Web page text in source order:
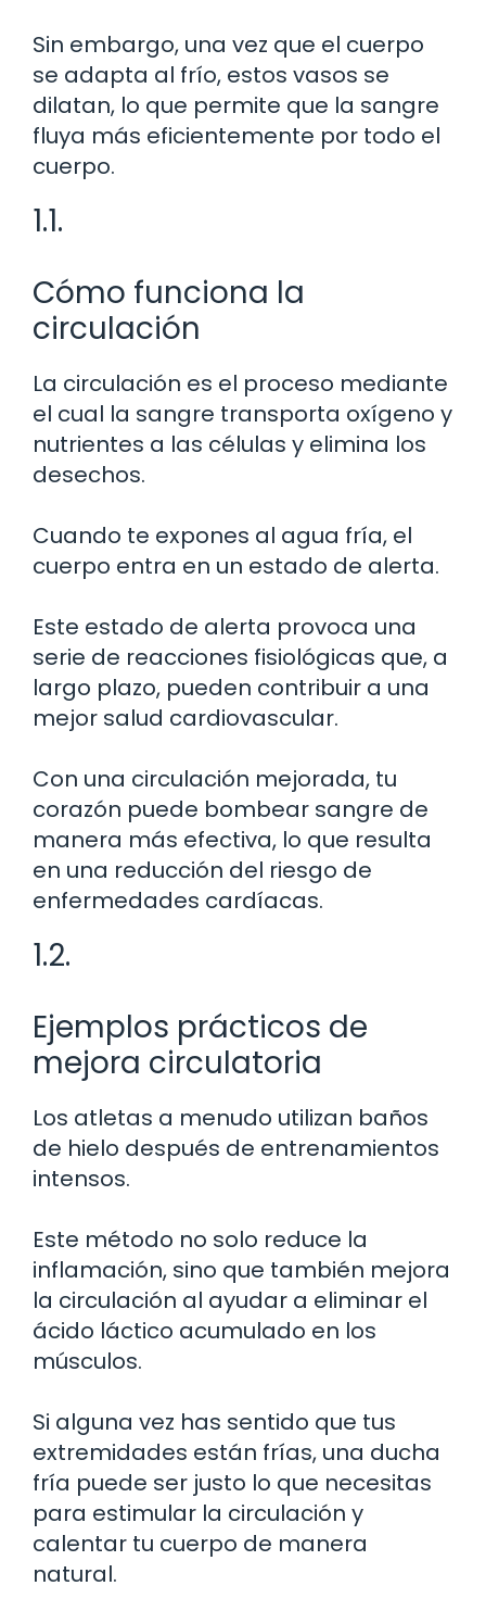
Sin embargo, una vez que el cuerpo
se adapta al frío, estos vasos se
dilatan, lo que permite que la sangre
fluya más eficientemente por todo el
cuerpo.
1.1.
Cómo funciona la
circulación
La circulación es el proceso mediante
el cual la sangre transporta oxígeno y
nutrientes a las células y elimina los
desechos.
Cuando te expones al agua fría, el
cuerpo entra en un estado de alerta.
Este estado de alerta provoca una
serie de reacciones fisiológicas que, a
largo plazo, pueden contribuir a una
mejor salud cardiovascular.
Con una circulación mejorada, tu
corazón puede bombear sangre de
manera más efectiva, lo que resulta
en una reducción del riesgo de
enfermedades cardíacas.
1.2.
Ejemplos prácticos de
mejora circulatoria
Los atletas a menudo utilizan baños
de hielo después de entrenamientos
intensos.
Este método no solo reduce la
inflamación, sino que también mejora
la circulación al ayudar a eliminar el
ácido láctico acumulado en los
músculos.
Si alguna vez has sentido que tus
extremidades están frías, una ducha
fría puede ser justo lo que necesitas
para estimular la circulación y
calentar tu cuerpo de manera
natural.